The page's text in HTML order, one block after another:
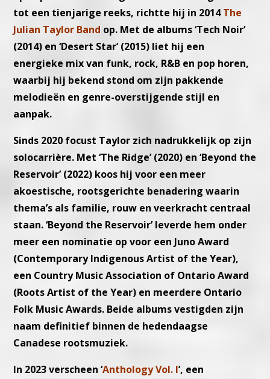
tot een tienjarige reeks, richtte hij in 2014The
Julian Taylor Band op. Met de albums ‘Tech Noir’
(2014) en ‘Desert Star’ (2015) liet hij een
energieke mix van funk, rock, R&B en pop horen,
waarbij hij bekend stond om zijn pakkende
melodieën en genre-overstijgende stijl en
aanpak.
Sinds 2020 focust Taylor zich nadrukkelijk op zijn
solocarrière. Met ‘The Ridge’ (2020) en ‘Beyond the
Reservoir’ (2022) koos hij voor een meer
akoestische, rootsgerichte benadering waarin
thema’s als familie, rouw en veerkracht centraal
staan. ‘Beyond the Reservoir’ leverde hem onder
meer een nominatie op voor een Juno Award
(Contemporary Indigenous Artist of the Year),
een Country Music Association of Ontario Award
(Roots Artist of the Year) en meerdere Ontario
Folk Music Awards. Beide albums vestigden zijn
naam definitief binnen de hedendaagse
Canadese rootsmuziek.
In 2023 verscheen ‘Anthology Vol. I’, een